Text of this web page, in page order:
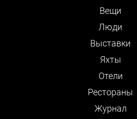
Вещи
Люди
Выставки
Яхты
Отели
Рестораны
Журнал